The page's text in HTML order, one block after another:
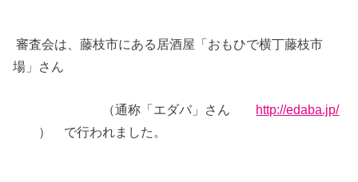
審査会は、藤枝市にある居酒屋「おもひで横丁藤枝市
場」さん
（通称「エダバ」さん http://edaba.jp/
） で行われました。